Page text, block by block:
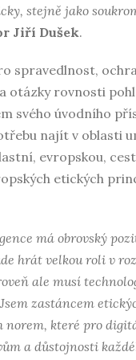
stejně jako
Jiří Dušek.
spravedlnost,
otázky rovnosti
svého úvodního
najít v oblasti
evropskou,
etických
má obrovský
hrát velkou roli v
ale musí
zastáncem
norem, které pro
a důstojnosti